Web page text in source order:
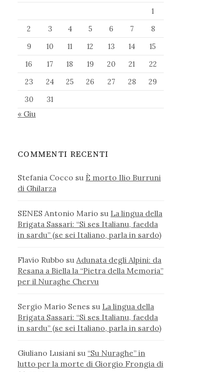
1
2
3 4 5 6 7
8
9
10 11 12 13 14
15
16
17 18 19 20 21
22
23
24 25 26 27 28
29
30
31
« Giu
COMMENTI RECENTI
Stefania Cocco su È morto Ilio Burruni
di Ghilarza
SENES Antonio Mario su La lingua della
Brigata Sassari: “Si ses Italianu, faedda
in sardu” (se sei Italiano, parla in sardo)
Flavio Rubbo su Adunata degli Alpini: da
Resana a Biella la “Pietra della Memoria”
per il Nuraghe Chervu
Sergio Mario Senes su La lingua della
Brigata Sassari: “Si ses Italianu, faedda
in sardu” (se sei Italiano, parla in sardo)
Giuliano Lusiani su “Su Nuraghe” in
lutto per la morte di Giorgio Frongia di